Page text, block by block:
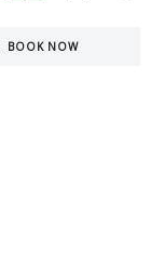
BOOK NOW